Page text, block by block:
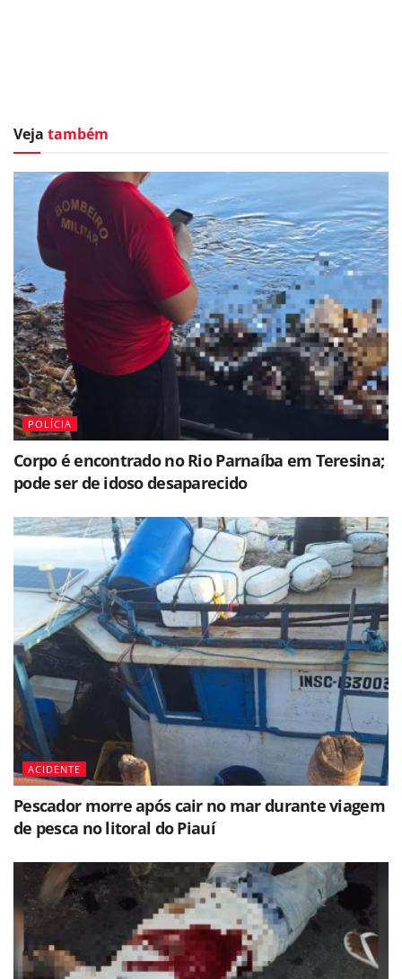
Veja também
POLÍCIA
Corpo é encontrado no Rio Parnaíba em Teresina;
pode ser de idoso desaparecido
ACIDENTE
Pescador morre após cair no mar durante viagem
de pesca no litoral do Piauí